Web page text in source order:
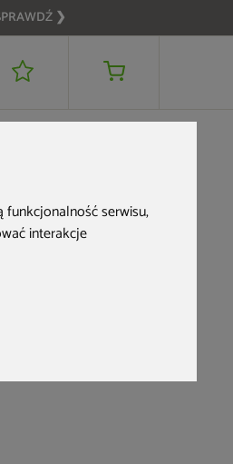
serwisu,
interakcje
❯
DODAJ DO KOSZYKA